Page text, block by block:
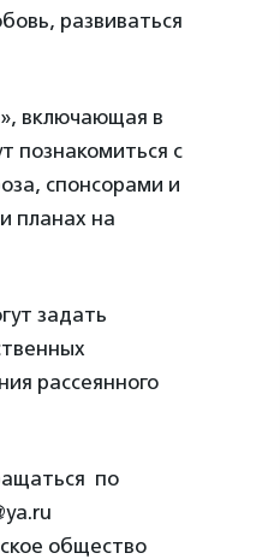
развиваться
включающая в
познакомиться с
спонсорами и
планах на
задать
рассеянного
по
общество